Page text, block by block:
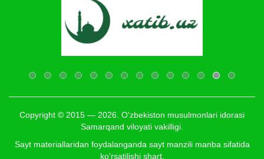
Copyright © 2015 — 2026. O‘zbekiston musulmonlari idorasi
Samarqand viloyati vakilligi.
Sayt materiallaridan foydalanganda sayt manzili manba sifatida
ko‘rsatilishi shart.